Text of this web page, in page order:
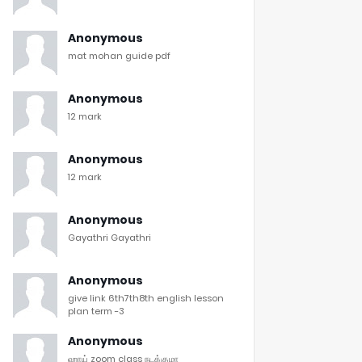
Anonymous
mat mohan guide pdf
Anonymous
12 mark
Anonymous
12 mark
Anonymous
Gayathri Gayathri
Anonymous
give link 6th7th8th english lesson
plan term -3
Anonymous
ஹாய் zoom class நடக்குமா